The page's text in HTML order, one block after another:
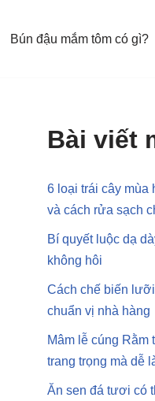
Bún đậu mắm tôm có gì?
Bài viết
6 loại trái cây mùa
và cách rửa sạch
Bí quyết luộc dạ
không hôi
Cách chế biến
chuẩn vị nhà hàng
Mâm lễ cúng Rằm
trang trọng mà dễ
Ăn sen đá tươi có